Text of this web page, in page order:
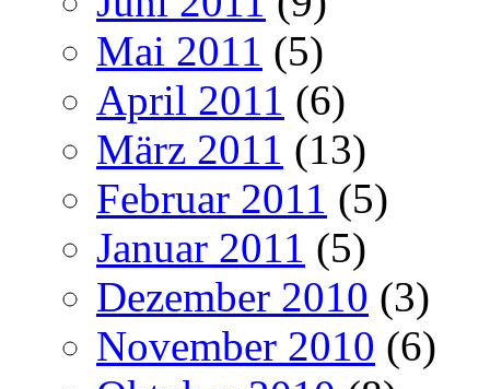
Mai 2011 (5)
April 2011 (6)
März 2011 (13)
Februar 2011 (5)
Januar 2011 (5)
Dezember 2010 (3)
November 2010 (6)